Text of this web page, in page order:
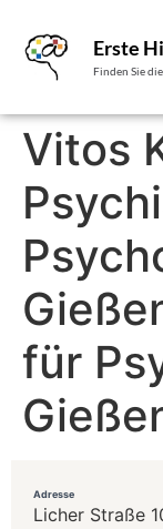
Erste
Finden Sie
Vitos
für
Adresse
Licher Straße